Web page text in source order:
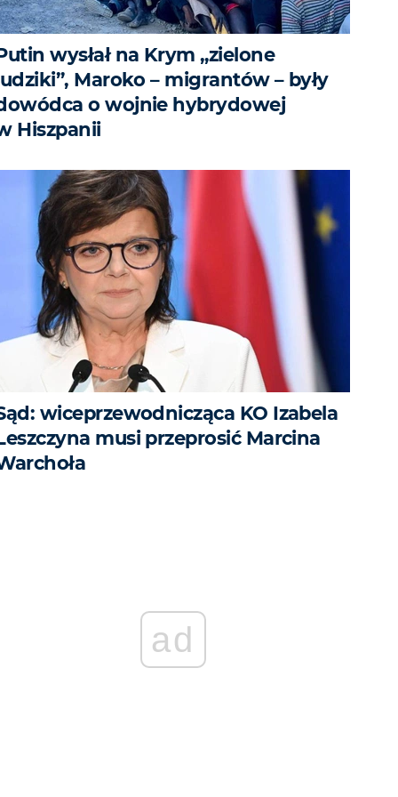
wysłał na Krym „zielone
Maroko – migrantów – były
o wojnie hybrydowej
Hiszpanii
wiceprzewodnicząca KO Izabela
musi przeprosić Marcina
ad